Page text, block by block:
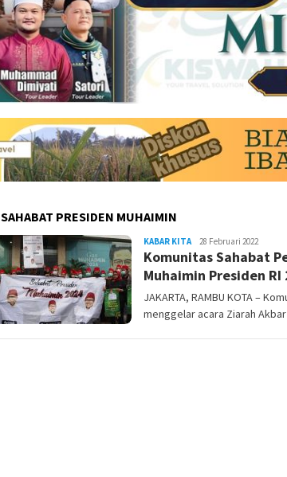
SAHABAT PRESIDEN MUHAIMIN
KABAR KITAadmin
28 Februari 2022
Komunitas Sahabat
Muhaimin Presiden RI
JAKARTA, RAMBU KOTA –
menggelar acara Ziarah